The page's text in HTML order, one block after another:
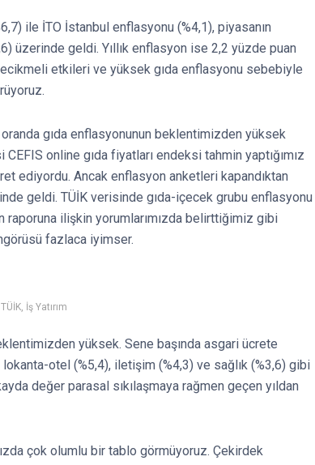
ile İTO İstanbul enflasyonu (%4,1), piyasanın
üzerinde geldi. Yıllık enflasyon ise 2,2 yüzde puan
etkileri ve yüksek gıda enflasyonu sebebiyle
gıda enflasyonunun beklentimizden yüksek
online gıda fiyatları endeksi tahmin yaptığımız
ediyordu. Ancak enflasyon anketleri kapandıktan
geldi. TÜİK verisinde gıda-içecek grubu enflasyonu
raporuna ilişkin yorumlarımızda belirttiğimiz gibi
fazlaca iyimser.
İş Yatırım
yüksek. Sene başında asgari ücrete
otel (%5,4), iletişim (%4,3) ve sağlık (%3,6) gibi
değer parasal sıkılaşmaya rağmen geçen yıldan
çok olumlu bir tablo görmüyoruz. Çekirdek